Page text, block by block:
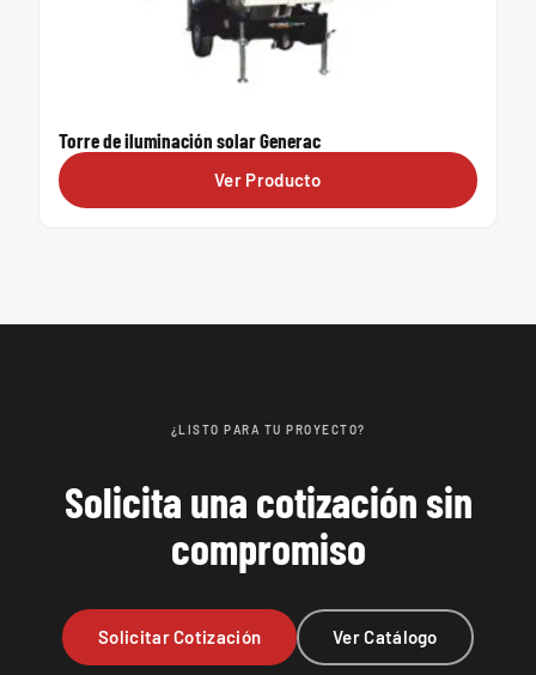
Torre de iluminación solar Generac
Ver Producto
¿LISTO PARA TU PROYECTO?
Solicita una cotización sin
compromiso
Solicitar Cotización Ver Catálogo